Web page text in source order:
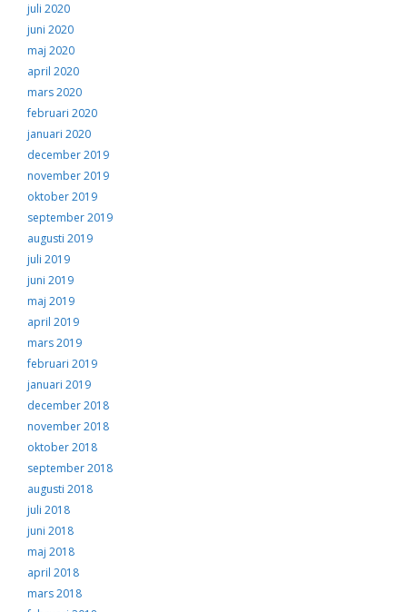
juli 2020
juni 2020
maj 2020
april 2020
mars 2020
februari 2020
januari 2020
december 2019
november 2019
oktober 2019
september 2019
augusti 2019
juli 2019
juni 2019
maj 2019
april 2019
mars 2019
februari 2019
januari 2019
december 2018
november 2018
oktober 2018
september 2018
augusti 2018
juli 2018
juni 2018
maj 2018
april 2018
mars 2018